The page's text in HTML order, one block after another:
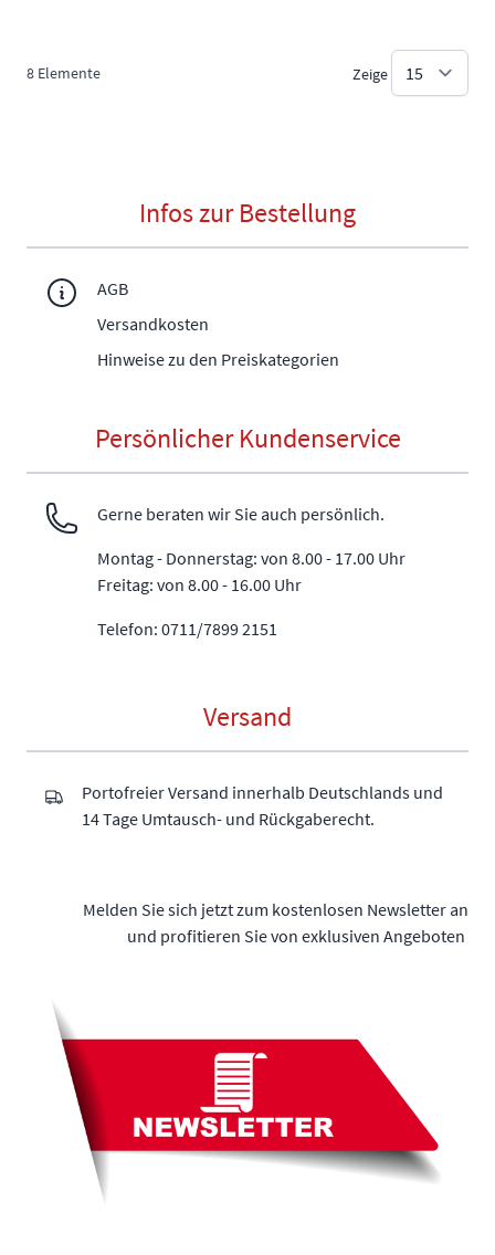
8 Elemente Zeige
Infos zur Bestellung
AGB
Versandkosten
Hinweise zu den Preiskategorien
Persönlicher Kundenservice
Gerne beraten wir Sie auch persönlich.
Montag - Donnerstag: von 8.00 - 17.00 Uhr
Freitag: von 8.00 - 16.00 Uhr
Telefon: 0711/7899 2151
Versand
Portofreier Versand innerhalb Deutschlands und
14 Tage Umtausch- und Rückgaberecht.
Melden Sie sich jetzt zum kostenlosen Newsletter an
und profitieren Sie von exklusiven Angeboten